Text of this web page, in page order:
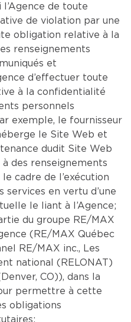
l’Agence de toute
de violation par une
obligation relative à la
renseignements
et
d’effectuer toute
à la confidentialité
personnels
exemple, le fournisseur
le Site Web et
dudit Site Web
des renseignements
cadre de l’exécution
services en vertu d’une
le liant à l’Agence;
du groupe RE/MAX
(RE/MAX Québec
RE/MAX inc., Les
national (RELONAT)
CO)), dans la
permettre à cette
obligations